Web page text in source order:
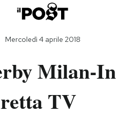
Mercoledì 4 aprile 2018
Milan-
TV